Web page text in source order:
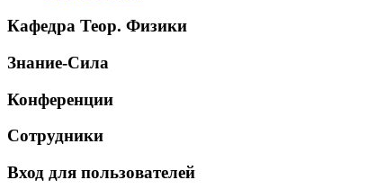
Кафедра Теор. Физики
Знание-Сила
Конференции
Сотрудники
Вход для пользователей